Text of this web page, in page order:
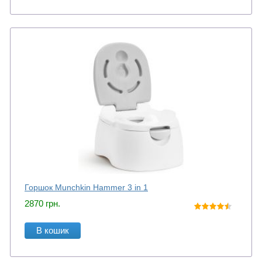
Горшок Munchkin Hammer 3 in 1
2870 грн.
В кошик